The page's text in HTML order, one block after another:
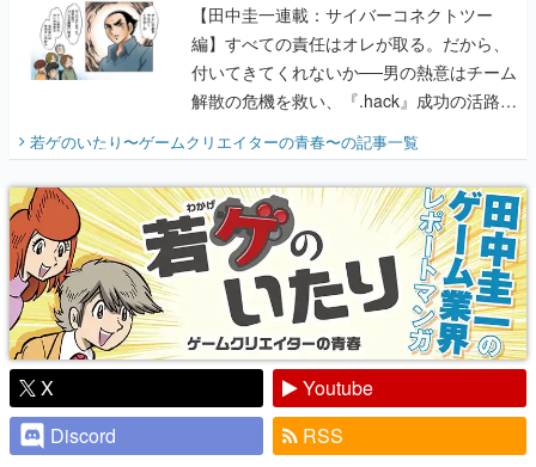
【田中圭一連載：サイバーコネクトツー
編】すべての責任はオレが取る。だから、
付いてきてくれないか──男の熱意はチーム
解散の危機を救い、『.hack』成功の活路を
『少年ジャンプ』色だった【若ゲのいた
り】
若ゲのいたり〜ゲームクリエイターの青春〜の記事一覧
X
Youtube
Discord
RSS